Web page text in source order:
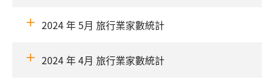
2024 年 5月 旅行業家數統計
2024 年 4月 旅行業家數統計